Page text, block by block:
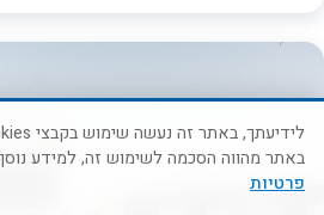
שהתקיימו באזור ומהווים השראה גם בימינו.
אירוח, מסעדת לובי, טרקלין עסקים, אולם
אמפיתאטרון ייחודי בגודלו, בריכת אינסוף,
שירות, איכות הקולינריה, קידמה, לצד חווית
אורח. חופשה מפנקת בגליל הקסום.
באתר מהווה הסכמה לשימוש זה, למידע נוסף
פרטיות